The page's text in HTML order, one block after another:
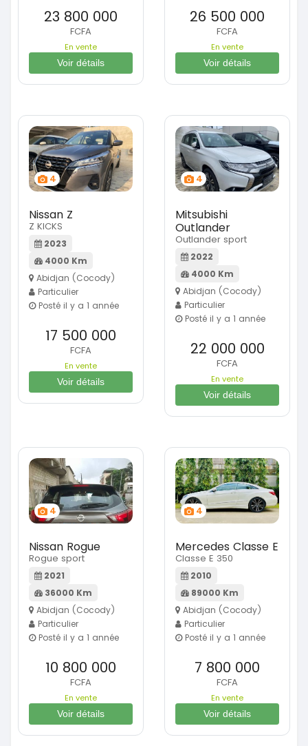
23 800 000
FCFA
En vente
Voir détails
26 500 000
FCFA
En vente
Voir détails
4
Nissan Z
Z KICKS
2023
4000 Km
Abidjan (Cocody)
Particulier
Posté il y a 1 année
17 500 000
FCFA
En vente
Voir détails
4
Mitsubishi
Outlander
Outlander sport
2022
4000 Km
Abidjan (Cocody)
Particulier
Posté il y a 1 année
22 000 000
FCFA
En vente
Voir détails
4
Nissan Rogue
Rogue sport
2021
36000 Km
Abidjan (Cocody)
Particulier
Posté il y a 1 année
10 800 000
FCFA
En vente
Voir détails
4
Mercedes Classe E
Classe E 350
2010
89000 Km
Abidjan (Cocody)
Particulier
Posté il y a 1 année
7 800 000
FCFA
En vente
Voir détails